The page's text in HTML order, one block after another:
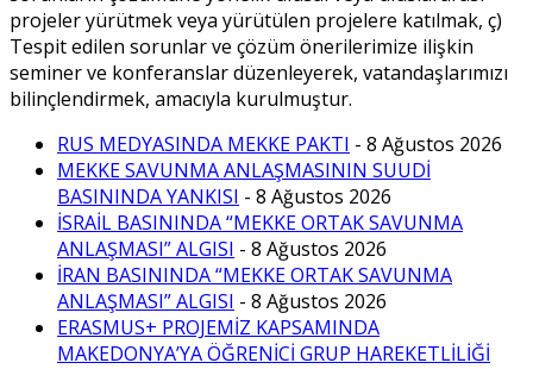
projeler yürütmek veya yürütülen projelere katılmak, ç)
Tespit edilen sorunlar ve çözüm önerilerimize ilişkin
seminer ve konferanslar düzenleyerek, vatandaşlarımızı
bilinçlendirmek, amacıyla kurulmuştur.
RUS MEDYASINDA MEKKE PAKTI - 8 Ağustos 2026
MEKKE SAVUNMA ANLAŞMASININ SUUDİ
BASININDA YANKISI - 8 Ağustos 2026
İSRAİL BASININDA “MEKKE ORTAK SAVUNMA
ANLAŞMASI” ALGISI - 8 Ağustos 2026
İRAN BASININDA “MEKKE ORTAK SAVUNMA
ANLAŞMASI” ALGISI - 8 Ağustos 2026
ERASMUS+ PROJEMİZ KAPSAMINDA
MAKEDONYA’YA ÖĞRENİCİ GRUP HAREKETLİLİĞİ